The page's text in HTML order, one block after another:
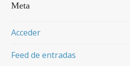
Meta
Acceder
Feed de entradas